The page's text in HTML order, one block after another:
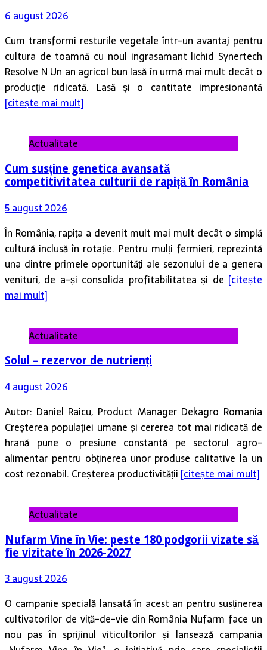
6 august 2026
Cum transformi resturile vegetale într-un avantaj pentru
cultura de toamnă cu noul ingrasamant lichid Synertech
Resolve N Un an agricol bun lasă în urmă mai mult decât o
producție ridicată. Lasă și o cantitate impresionantă
[citește mai mult]
Actualitate
Cum susține genetica avansată
competitivitatea culturii de rapiță în România
5 august 2026
În România, rapița a devenit mult mai mult decât o simplă
cultură inclusă în rotație. Pentru mulți fermieri, reprezintă
una dintre primele oportunități ale sezonului de a genera
venituri, de a-și consolida profitabilitatea și de [citește
mai mult]
Actualitate
Solul – rezervor de nutrienți
4 august 2026
Autor: Daniel Raicu, Product Manager Dekagro Romania
Creșterea populației umane și cererea tot mai ridicată de
hrană pune o presiune constantă pe sectorul agro-
alimentar pentru obținerea unor produse calitative la un
cost rezonabil. Creșterea productivității [citește mai mult]
Actualitate
Nufarm Vine în Vie: peste 180 podgorii vizate să
fie vizitate în 2026-2027
3 august 2026
O campanie specială lansată în acest an pentru susținerea
cultivatorilor de viță-de-vie din România Nufarm face un
nou pas în sprijinul viticultorilor și lansează campania